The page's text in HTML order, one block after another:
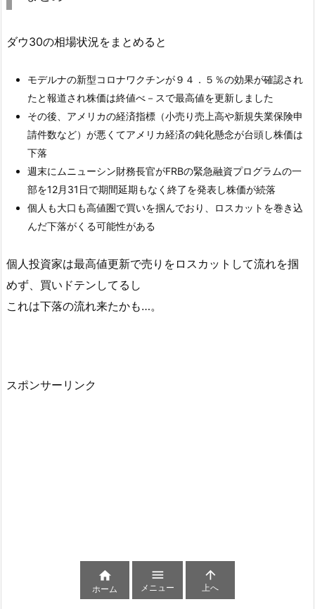
ダウ30の相場状況をまとめると
モデルナの新型コロナワクチンが９４．５％の効果が確認され
たと報道され株価は終値べ－スで最高値を更新しました
その後、アメリカの経済指標（小売り売上高や新規失業保険申
請件数など）が悪くてアメリカ経済の鈍化懸念が台頭し株価は
下落
週末にムニューシン財務長官がFRBの緊急融資プログラムの一
部を12月31日で期間延期もなく終了を発表し株価が続落
個人も大口も高値圏で買いを掴んでおり、ロスカットを巻き込
んだ下落がくる可能性がある
個人投資家は最高値更新で売りをロスカットして流れを掴
めず、買いドテンしてるし
これは下落の流れ来たかも…。
スポンサーリンク

ホーム

メニュー

上へ